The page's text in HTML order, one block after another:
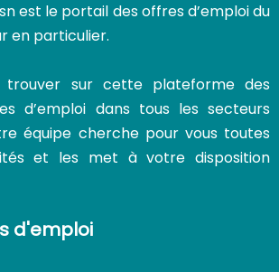
est le portail des offres d’emploi du
en particulier.
trouver sur cette plateforme des
d’emploi dans tous les secteurs
équipe cherche pour vous toutes
et les met à votre disposition
d'emploi